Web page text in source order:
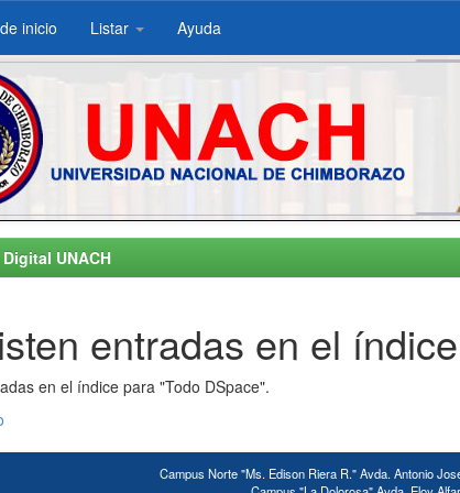
inicio Listar Ayuda
UNACH
entradas en el índice
en el índice para "Todo DSpace".
Campus Norte "Ms. Edison Riera R." Avda. Antonio